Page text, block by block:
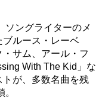
ソングライターのメ
ブルース・レーベ
サム、アール・フ
With The Kid」な
が、多数名曲を残